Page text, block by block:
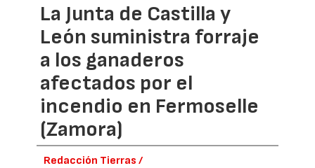
La Junta de Castilla y
León suministra forraje
a los ganaderos
afectados por el
incendio en Fermoselle
(Zamora)
Redacción Tierras /